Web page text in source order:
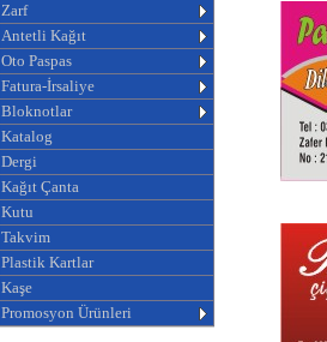
Zarf
Antetli Kağıt
Oto Paspas
Fatura-İrsaliye
Bloknotlar
Katalog
Dergi
Kağıt Çanta
Kutu
Takvim
Plastik Kartlar
Kaşe
Promosyon Ürünleri